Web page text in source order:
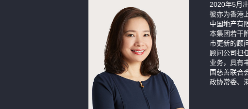
联络我们
2020年5月
彼亦为香港
中国地产有
本集团若干
市更新的顾
顾问公司担
业务，具有
国慈善联合
政协常委、